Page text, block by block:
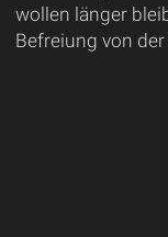
wollen länger
Befreiung von